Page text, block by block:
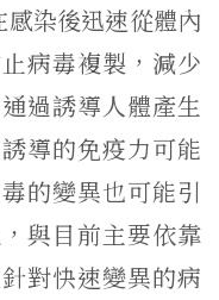
染後迅速從體內
病毒複製，減少
過誘導人體產生
導的免疫力可能
的變異也可能引
與目前主要依靠
對快速變異的病